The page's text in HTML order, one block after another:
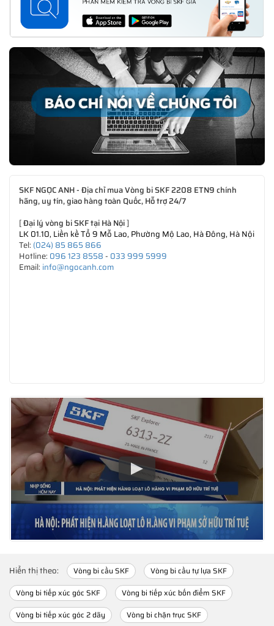
SKF NGỌC ANH - Địa chỉ mua Vòng bi SKF 2208 ETN9 chính
hãng, uy tín, giao hàng toàn Quốc, Hỗ trợ 24/7
[Đại lý vòng bi SKF tại Hà Nội]
LK 01.10, Liền kề Tổ 9 Mỗ Lao, Phường Mộ Lao, Hà Đông, Hà Nội
Tel: (024) 85 865 866
Hotline: 096 123 8558- 033 999 5999
Email: info@ngocanh.com
Hiển thị theo: Vòng bi cầu SKF
Vòng bi cầu tự lựa SKF
Vòng bi tiếp xúc góc SKF
Vòng bi tiếp xúc bốn điểm SKF
Vòng bi tiếp xúc góc 2 dãy
Vòng bi chặn trục SKF